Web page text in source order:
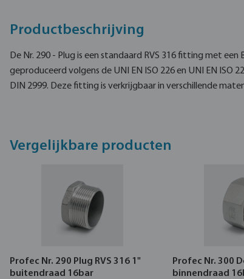
Productbeschrijving
De Nr. 290 - Plug is een standaard RVS 316 fitting met
geproduceerd volgens de UNI EN ISO 226 en UNI EN ISO
DIN 2999. Deze fitting is verkrijgbaar in verschillende
Vergelijkbare producten
Profec Nr. 290 Plug RVS 316 1"
buitendraad 16bar
Profec Nr. 300
binnendraad